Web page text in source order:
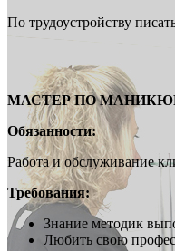
По трудоустройству
МАСТЕР ПО
Обязанности:
Работа и обслуживание
Требования:
Знание методик
Любить свою